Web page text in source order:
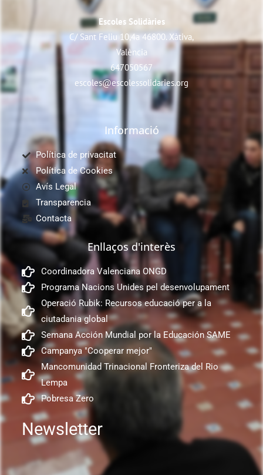
Escoles Solidàries
C/ Sant Feliu 10,4a 46800. Xàtiva,
València
647050567
escoles@escolessolidaries.org
Informació
Política de privacitat
Política de Cookies
Avís Legal
Transparencia
Contacta
Enllaços d'interès
Coordinadora Valenciana ONGD
Programa Nacions Unides pel desenvolupament
Operació Rubik: Recursos educació per a la
ciutadania global
Semana Acción Mundial por la Educación SAME
Campanya "Cooperar mejor"
Mancomunidad Trinacional Fronteriza del Rio
Lempa
Pobresa Zero
Newsletter